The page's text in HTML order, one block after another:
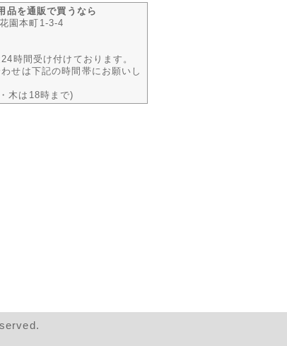
を通販で買うなら
園本町1-3-4
時間受け付けております。
せは下記の時間帯にお願いし
木は18時まで)